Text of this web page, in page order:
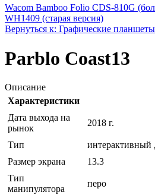
Wacom Bamboo Folio CDS-810G
WH1409 (старая версия)
Вернуться к: Графические планшеты
Parblo Coast13
Описание
Характеристики
Дата выхода на
рынок
2018 г.
Тип
интерактивный
Размер экрана
13.3
Тип
манипулятора
перо